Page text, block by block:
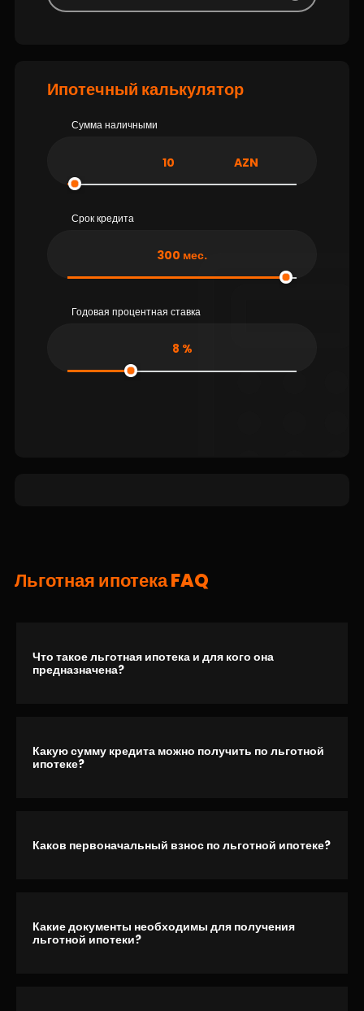
Ипотечный калькулятор
Сумма наличными
AZN
Срок кредита
300 мес.
Годовая процентная ставка
8 %
Льготная ипотека FAQ
Что такое льготная ипотека и для кого она
предназначена?
Какую сумму кредита можно получить по льготной
ипотеке?
Каков первоначальный взнос по льготной ипотеке?
Какие документы необходимы для получения
льготной ипотеки?